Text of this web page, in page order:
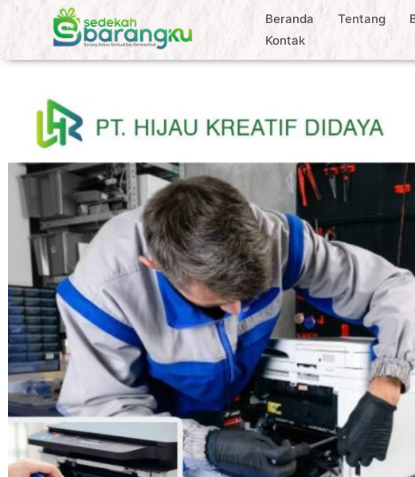
Beranda Tentang
Kontak